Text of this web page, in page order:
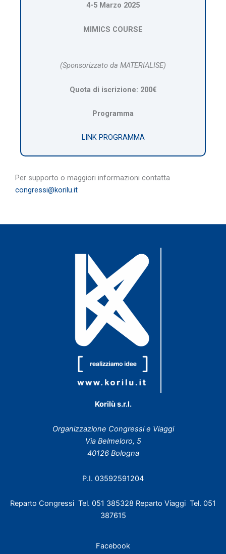
4-5 Marzo 2025
MIMICS COURSE
(Sponsorizzato da MATERIALISE)
Quota di iscrizione: 200€
Programma
LINK PROGRAMMA
Per supporto o maggiori informazioni contatta
congressi@korilu.it
Korilù s.r.l.
Organizzazione Congressi e Viaggi
Via Belmeloro, 5
40126 Bologna
P.I. 03592591204
Reparto Congressi Tel. 051 385328 Reparto Viaggi Tel. 051
387615
Facebook